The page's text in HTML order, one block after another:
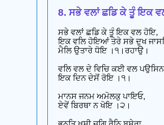
8. ਸਭੇ ਵਲਾਂ ਛਡਿ ਕੇ ਤੂੰ ਇਕ
ਸਭੇ ਵਲਾਂ ਛਡਿ ਕੇ ਤੂੰ ਇਕ ਵਲ ਹੋਇ,
ਇਕ ਵਲਿ ਹੋਇਆਂ ਤੇਰੇ ਸਭੇ ਦੁਖ
ਮੈਲਿ ਉਤਾਰੇ ਧੋਇ ।੧।ਰਹਾਉ।
ਵਲਿ ਵਲ ਦੇ ਵਿਚਿ ਕਈ ਵਲ
ਇਕ ਦਿਨ ਦੇਸੋਂ ਰੋਇ ।੧।
ਮਾਨਸ ਜਨਮ ਅਮੋਲਕੁ ਪਾਇਓ,
ਏਵੇਂ ਬਿਰਥਾ ਨ ਖੋਇ ।੨।